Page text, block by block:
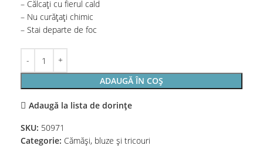
– Călcați cu fierul cald
– Nu curățați chimic
– Stai departe de foc
ADAUGĂ ÎN COȘ
Adaugă la lista de dorințe
SKU: 50971
Categorie: Cămăși, bluze și tricouri